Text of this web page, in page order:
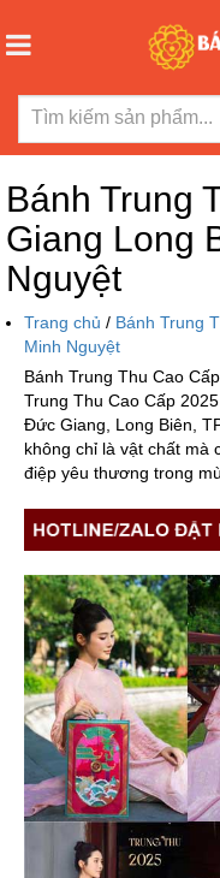
Bánh Trung
Giang Long
Nguyệt
Trang chủ / Bánh Trung
Minh Nguyệt
Bánh Trung Thu Cao
Trung Thu Cao Cấp
Đức Giang, Long Biên,
không chỉ là vật chất mà
điệp yêu thương trong